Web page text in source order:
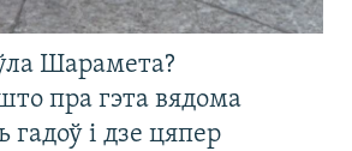
Шарамета?
пра гэта вядома
гадоў і дзе цяпер